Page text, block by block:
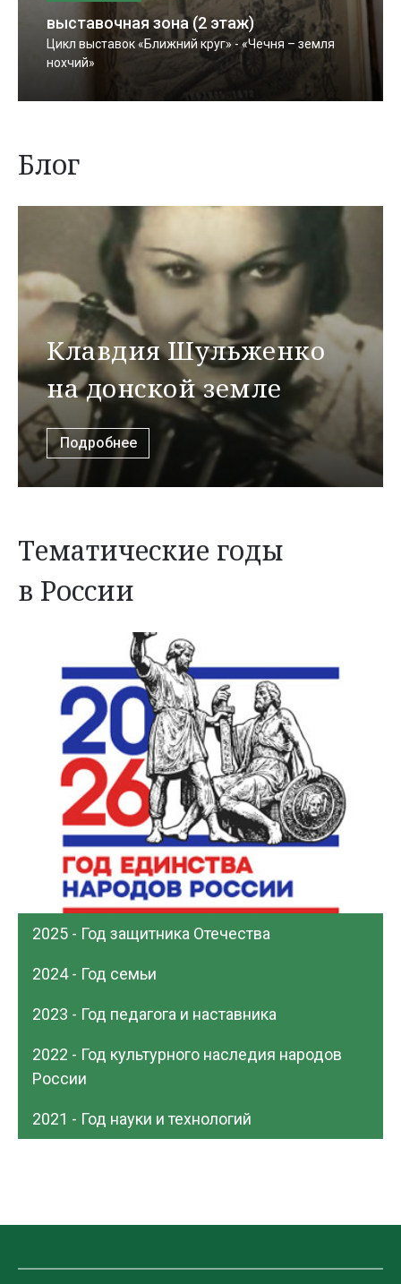
выставочная зона (2 этаж)
Цикл выставок «Ближний круг» - «Чечня – земля
нохчий»
Блог
Клавдия Шульженко
на донской земле
Подробнее
Тематические годы
в России
2025 - Год защитника Отечества
2024 - Год семьи
2023 - Год педагога и наставника
2022 - Год культурного наследия народов
России
2021 - Год науки и технологий